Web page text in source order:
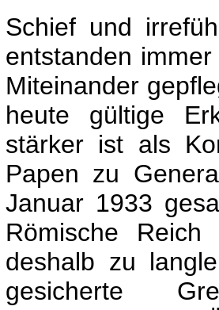
Schief und
entstanden
Miteinander
heute gültige
stärker ist als
Papen zu
Januar 1933
Römische
deshalb zu
gesicherte